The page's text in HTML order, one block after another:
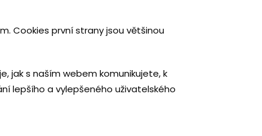
Cookies první strany jsou většinou
jak s naším webem komunikujete, k
lepšího a vylepšeného uživatelského